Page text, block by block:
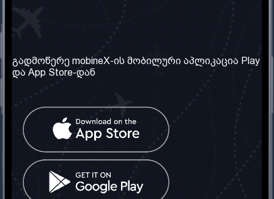
ჩვენ შესახებ
ჩვენი სერვისები
წესები და პირობები
კითხვები
კონტაქტი
საქართველო: თბილისი
ტელ: 032 2 04 00 50
სოციალური ქსელი
გადმოწერე mobineX-ის მობილური აპლიკაცია Play
და App Store-დან